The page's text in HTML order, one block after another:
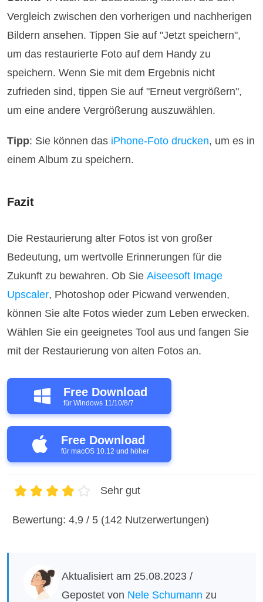
Vergleich zwischen den vorherigen und nachherigen
Bildern ansehen. Tippen Sie auf "Jetzt speichern",
um das restaurierte Foto auf dem Handy zu
speichern. Wenn Sie mit dem Ergebnis nicht
zufrieden sind, tippen Sie auf "Erneut vergrößern",
um eine andere Vergrößerung auszuwählen.
Tipp: Sie können das iPhone-Foto drucken, um es in
einem Album zu speichern.
Fazit
Die Restaurierung alter Fotos ist von großer
Bedeutung, um wertvolle Erinnerungen für die
Zukunft zu bewahren. Ob SieAiseesoft Image
Upscaler, Photoshop oder Picwand verwenden,
können Sie alte Fotos wieder zum Leben erwecken.
Wählen Sie ein geeignetes Tool aus und fangen Sie
mit der Restaurierung von alten Fotos an.
Free Download
für Windows 11/10/8/7
Free Download
für macOS 10.12 und höher
1 3 5
Sehr gut
Bewertung: 4,9 / 5 (142 Nutzerwertungen)
Aktualisiert am 25.08.2023 /
Gepostet von Nele Schumann zu